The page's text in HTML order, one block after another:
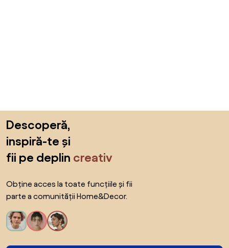
Descoperă,
inspiră-te și
fii pe deplin creativ
Obține acces la toate funcțiile și fii
parte a comunității Home&Decor.